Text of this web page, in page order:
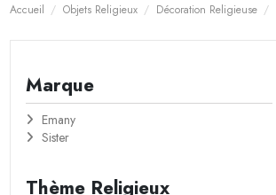
Accueil Objets Religieux Décoration Religieuse
Marque
Emany
Sister
Thème Religieux